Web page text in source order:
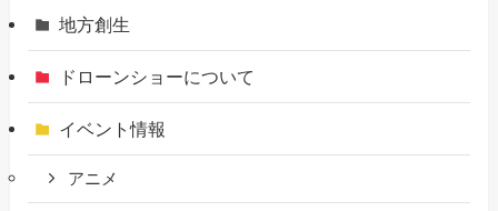
地方創生
ドローンショーについて
イベント情報
アニメ